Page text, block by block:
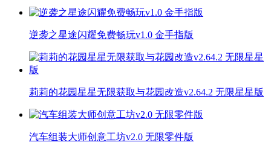
逆袭之星途闪耀免费畅玩v1.0 金手指版
莉莉的花园星星无限获取与花园改造v2.64.2 无限星星版
汽车组装大师创意工坊v2.0 无限零件版